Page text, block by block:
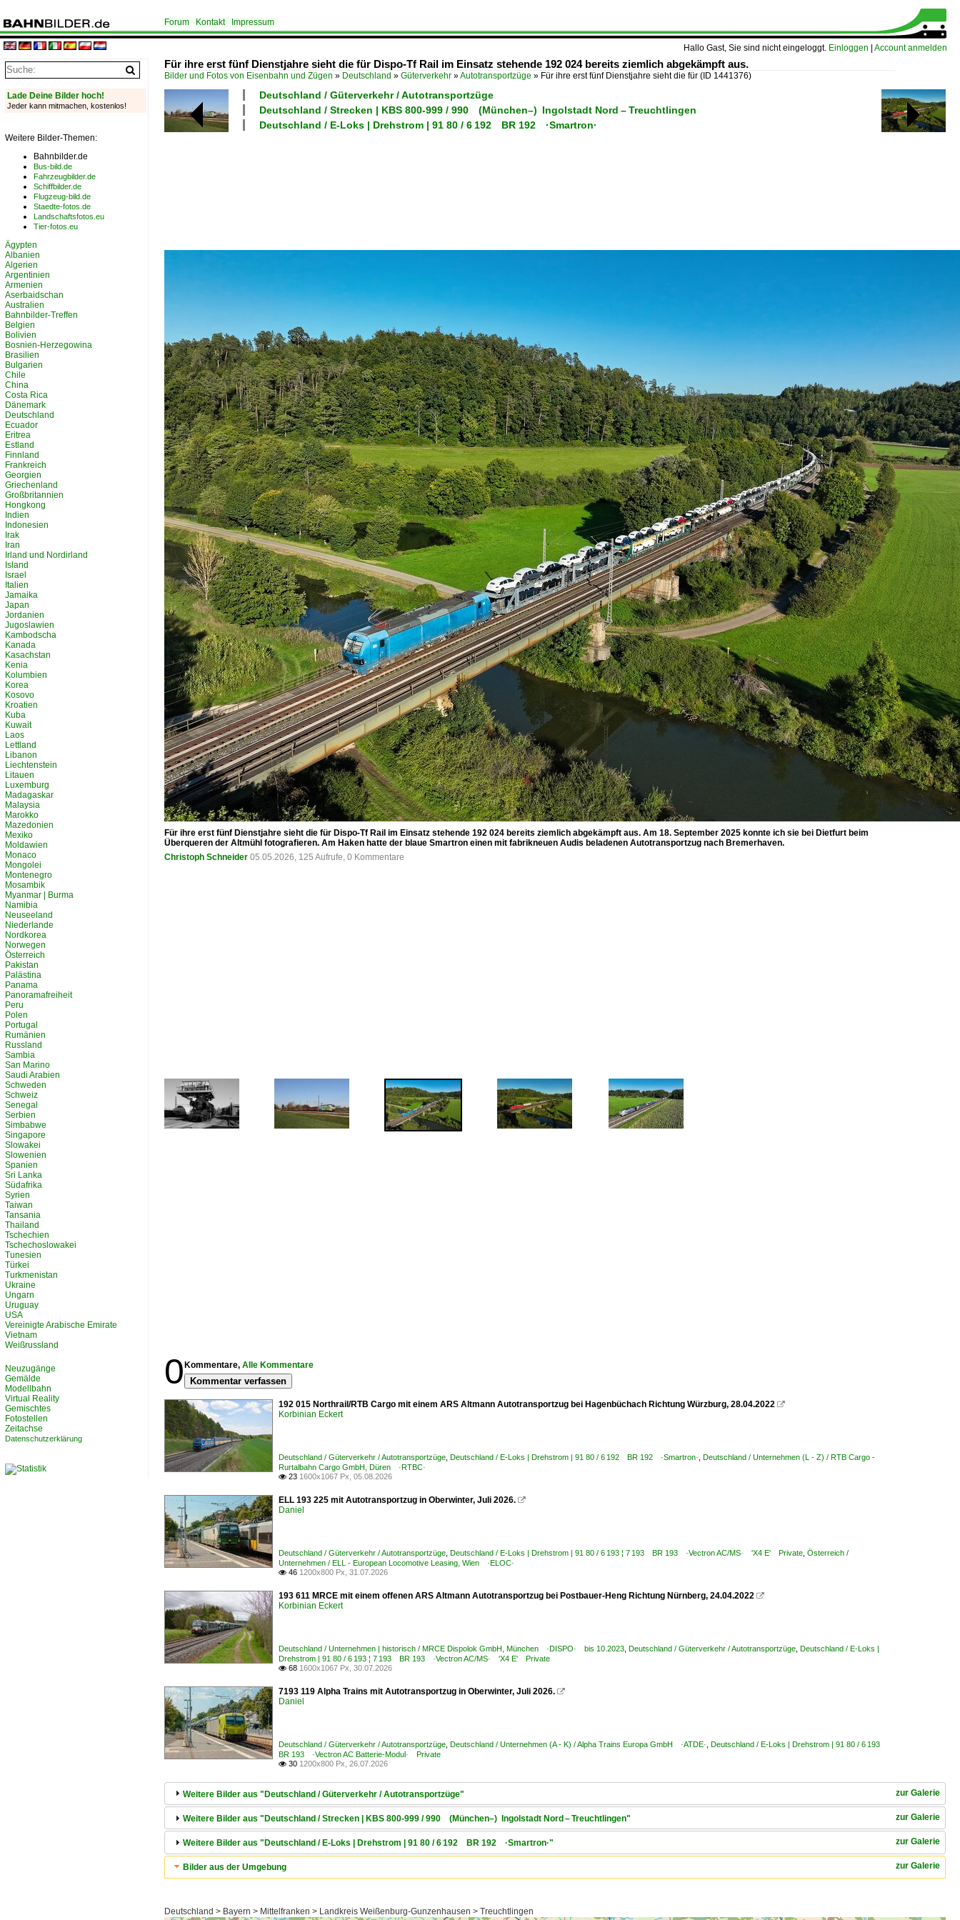
Hallo Gast, Sie sind nicht eingeloggt. Einloggen Account anmelden
Forum Kontakt Impressum
Für ihre erst fünf Dienstjahre sieht die für Dispo-Tf Rail im Einsatz stehende 192 024 bereits ziemlich abgekämpft aus.
Bilder und Fotos von Eisenbahn und Zügen » Deutschland » Güterverkehr »Autotransportzüge » Für ihre erst fünf Dienstjahre sieht die für (ID 1441376)
Deutschland / Güterverkehr / Autotransportzüge
Deutschland / Strecken | KBS 800-999 / 990 (München–) Ingolstadt Nord – Treuchtlingen
Deutschland / E-Loks | Drehstrom | 91 80 / 6 192 BR 192 ·Smartron·
Für ihre erst fünf Dienstjahre sieht die für Dispo-Tf Rail im Einsatz stehende 192 024 bereits ziemlich abgekämpft aus. Am 18. September 2025 konnte ich sie bei Dietfurt beim
Überqueren der Altmühl fotografieren. Am Haken hatte der blaue Smartron einen mit fabrikneuen Audis beladenen Autotransportzug nach Bremerhaven.
Christoph Schneider 05.05.2026, 125 Aufrufe, 0 Kommentare
0 Kommentare, Alle Kommentare
Kommentar verfassen
192 015 Northrail/RTB Cargo mit einem ARS Altmann Autotransportzug bei Hagenbüchach Richtung Würzburg, 28.04.2022 
Korbinian Eckert
Deutschland / Güterverkehr / Autotransportzüge Deutschland / E-Loks | Drehstrom | 91 80 / 6 192 BR 192 ·Smartron· Deutschland / Unternehmen (L - Z) / RTB Cargo -
Rurtalbahn Cargo GmbH, Düren ·RTBC·
 23 1600x1067 Px, 05.08.2026
ELL 193 225 mit Autotransportzug in Oberwinter, Juli 2026. 
Daniel
Deutschland / Güterverkehr / Autotransportzüge Deutschland / E-Loks | Drehstrom | 91 80 / 6 193 ¦ 7 193 BR 193 ·Vectron AC/MS· 'X4 E' Private Österreich /
Unternehmen / ELL - European Locomotive Leasing, Wien ·ELOC·
 46 1200x800 Px, 31.07.2026
193 611 MRCE mit einem offenen ARS Altmann Autotransportzug bei Postbauer-Heng Richtung Nürnberg, 24.04.2022 
Korbinian Eckert
Deutschland / Unternehmen | historisch / MRCE Dispolok GmbH, München ·DISPO· bis 10.2023 Deutschland / Güterverkehr / Autotransportzüge Deutschland / E-Loks |
Drehstrom | 91 80 / 6 193 ¦ 7 193 BR 193 ·Vectron AC/MS· 'X4 E' Private
 68 1600x1067 Px, 30.07.2026
7193 119 Alpha Trains mit Autotransportzug in Oberwinter, Juli 2026. 
Daniel
Deutschland / Güterverkehr / Autotransportzüge Deutschland / Unternehmen (A - K) / Alpha Trains Europa GmbH ·ATDE· Deutschland / E-Loks | Drehstrom | 91 80 / 6 193
BR 193 ·Vectron AC Batterie-Modul· Private
 30 1200x800 Px, 26.07.2026
zur Galerie
Weitere Bilder aus "Deutschland / Güterverkehr / Autotransportzüge"
zur Galerie
Weitere Bilder aus "Deutschland / Strecken | KBS 800-999 / 990 (München–) Ingolstadt Nord – Treuchtlingen"
zur Galerie
Weitere Bilder aus "Deutschland / E-Loks | Drehstrom | 91 80 / 6 192 BR 192 ·Smartron·"
zur Galerie
Bilder aus der Umgebung
Deutschland > Bayern > Mittelfranken > Landkreis Weißenburg-Gunzenhausen > Treuchtlingen
Lade Deine Bilder hoch!
Jeder kann mitmachen, kostenlos!
Weitere Bilder-Themen:
Bahnbilder.de
Bus-bild.de
Fahrzeugbilder.de
Schiffbilder.de
Flugzeug-bild.de
Staedte-fotos.de
Landschaftsfotos.eu
Tier-fotos.eu
Ägypten
Albanien
Algerien
Argentinien
Armenien
Aserbaidschan
Australien
Bahnbilder-Treffen
Belgien
Bolivien
Bosnien-Herzegowina
Brasilien
Bulgarien
Chile
China
Costa Rica
Dänemark
Deutschland
Ecuador
Eritrea
Estland
Finnland
Frankreich
Georgien
Griechenland
Großbritannien
Hongkong
Indien
Indonesien
Irak
Iran
Irland und Nordirland
Island
Israel
Italien
Jamaika
Japan
Jordanien
Jugoslawien
Kambodscha
Kanada
Kasachstan
Kenia
Kolumbien
Korea
Kosovo
Kroatien
Kuba
Kuwait
Laos
Lettland
Libanon
Liechtenstein
Litauen
Luxemburg
Madagaskar
Malaysia
Marokko
Mazedonien
Mexiko
Moldawien
Monaco
Mongolei
Montenegro
Mosambik
Myanmar | Burma
Namibia
Neuseeland
Niederlande
Nordkorea
Norwegen
Österreich
Pakistan
Palästina
Panama
Panoramafreiheit
Peru
Polen
Portugal
Rumänien
Russland
Sambia
San Marino
Saudi Arabien
Schweden
Schweiz
Senegal
Serbien
Simbabwe
Singapore
Slowakei
Slowenien
Spanien
Sri Lanka
Südafrika
Syrien
Taiwan
Tansania
Thailand
Tschechien
Tschechoslowakei
Tunesien
Türkei
Turkmenistan
Ukraine
Ungarn
Uruguay
USA
Vereinigte Arabische Emirate
Vietnam
Weißrussland
Neuzugänge
Gemälde
Modellbahn
Virtual Reality
Gemischtes
Fotostellen
Zeitachse
Datenschutzerklärung